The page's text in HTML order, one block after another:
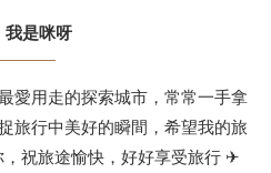
我是咪呀
愛用走的探索城市，常常一手拿
旅行中美好的瞬間，希望我的旅
祝旅途愉快，好好享受旅行 ✈